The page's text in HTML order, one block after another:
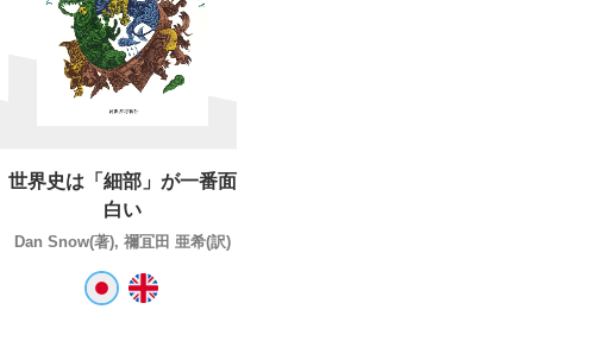
世界史は「細部」が一番面
白い
Dan Snow(著), 禰冝田 亜希(訳)